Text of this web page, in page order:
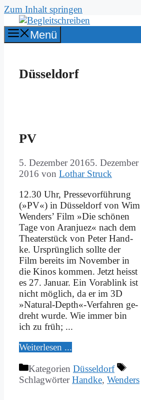
Zum Inhalt springen
Menü
Düsseldorf
PV
5. Dezember 20165. Dezember
2016 von Lothar Struck
12.30 Uhr, Pres­se­vor­füh­rung
(»PV«) in Düs­sel­dorf von Wim
Wen­ders’ Film »Die schö­nen
Ta­ge von Aran­juez« nach dem
Thea­ter­stück von Pe­ter Hand­
ke. Ur­sprüng­lich soll­te der
Film be­reits im No­vem­ber in
die Ki­nos kom­men. Jetzt heisst
es 27. Ja­nu­ar. Ein Vor­ab­link ist
nicht mög­lich, da er im 3D
»Natural-Depth«-Verfahren ge­
dreht wur­de. Wie im­mer bin
ich zu früh; ...
Wei­ter­le­sen ...
Kategorien Düsseldorf
SchlagwörterHandke, Wenders